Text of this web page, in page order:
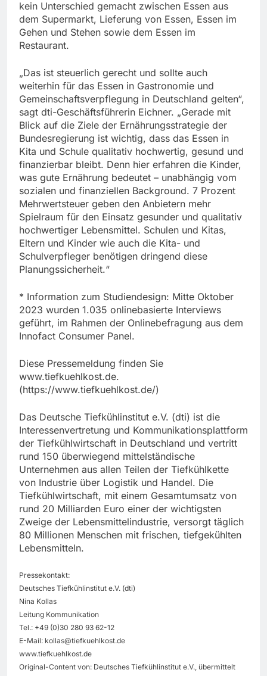
kein Unterschied gemacht zwischen Essen aus
dem Supermarkt, Lieferung von Essen, Essen im
Gehen und Stehen sowie dem Essen im
Restaurant.
„Das ist steuerlich gerecht und sollte auch
weiterhin für das Essen in Gastronomie und
Gemeinschaftsverpflegung in Deutschland gelten“,
sagt dti-Geschäftsführerin Eichner. „Gerade mit
Blick auf die Ziele der Ernährungsstrategie der
Bundesregierung ist wichtig, dass das Essen in
Kita und Schule qualitativ hochwertig, gesund und
finanzierbar bleibt. Denn hier erfahren die Kinder,
was gute Ernährung bedeutet – unabhängig vom
sozialen und finanziellen Background. 7 Prozent
Mehrwertsteuer geben den Anbietern mehr
Spielraum für den Einsatz gesunder und qualitativ
hochwertiger Lebensmittel. Schulen und Kitas,
Eltern und Kinder wie auch die Kita- und
Schulverpfleger benötigen dringend diese
Planungssicherheit.“
* Information zum Studiendesign: Mitte Oktober
2023 wurden 1.035 onlinebasierte Interviews
geführt, im Rahmen der Onlinebefragung aus dem
Innofact Consumer Panel.
Diese Pressemeldung finden Sie
www.tiefkuehlkost.de.
(https://www.tiefkuehlkost.de/)
Das Deutsche Tiefkühlinstitut e.V. (dti) ist die
Interessenvertretung und Kommunikationsplattform
der Tiefkühlwirtschaft in Deutschland und vertritt
rund 150 überwiegend mittelständische
Unternehmen aus allen Teilen der Tiefkühlkette
von Industrie über Logistik und Handel. Die
Tiefkühlwirtschaft, mit einem Gesamtumsatz von
rund 20 Milliarden Euro einer der wichtigsten
Zweige der Lebensmittelindustrie, versorgt täglich
80 Millionen Menschen mit frischen, tiefgekühlten
Lebensmitteln.
Pressekontakt:
Deutsches Tiefkühlinstitut e.V. (dti)
Nina Kollas
Leitung Kommunikation
Tel.: +49 (0)30 280 93 62-12
E-Mail: kollas@tiefkuehlkost.de
www.tiefkuehlkost.de
Original-Content von: Deutsches Tiefkühlinstitut e.V., übermittelt